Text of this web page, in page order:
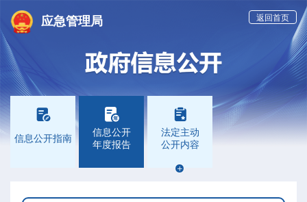
应急管理局 返回首页

信息公开指南

信息公开
年度报告

法定主动
公开内容
